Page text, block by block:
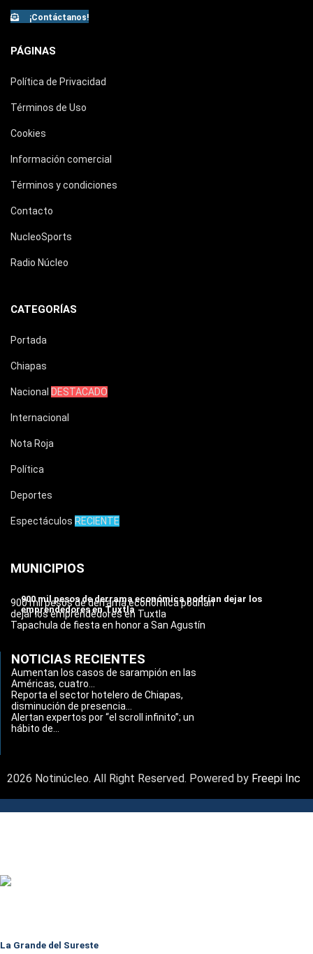
¡Contáctanos!
PÁGINAS
Política de Privacidad
Términos de Uso
Cookies
Información comercial
Términos y condiciones
Contacto
NucleoSports
Radio Núcleo
CATEGORÍAS
Portada
Chiapas
Nacional DESTACADO
Internacional
Nota Roja
Política
Deportes
Espectáculos RECIENTE
MUNICIPIOS
900 mil pesos de derrama económica podrían dejar los
emprendedores en Tuxtla
900 mil pesos de derrama económica podrían
dejar los emprendedores en Tuxtla
Tapachula de fiesta en honor a San Agustín
NOTICIAS RECIENTES
Aumentan los casos de sarampión en las
Américas, cuatro...
Reporta el sector hotelero de Chiapas,
disminución de presencia...
Alertan expertos por “el scroll infinito”; un
hábito de...
2026 Notinúcleo. All Right Reserved. Powered by Freepi Inc
La Grande del Sureste